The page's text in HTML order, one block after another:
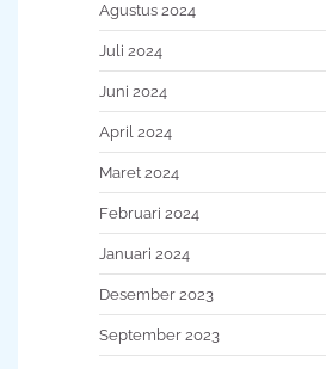
Agustus 2024
Juli 2024
Juni 2024
April 2024
Maret 2024
Februari 2024
Januari 2024
Desember 2023
September 2023